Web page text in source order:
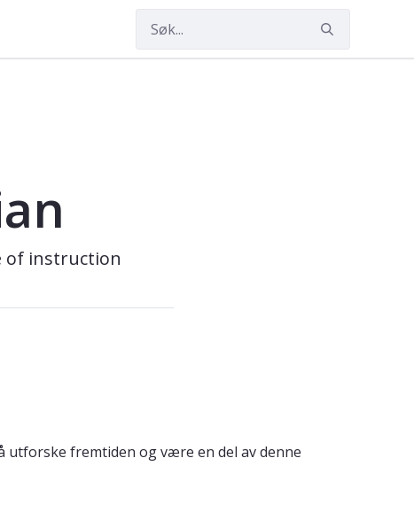
of instruction
fremtiden og være en del av denne